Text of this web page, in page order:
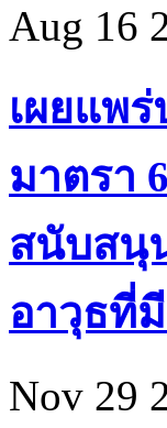
Aug 16
เผยแพ
มาตรา
สนับสนุ
อาวุธที่
Nov 29